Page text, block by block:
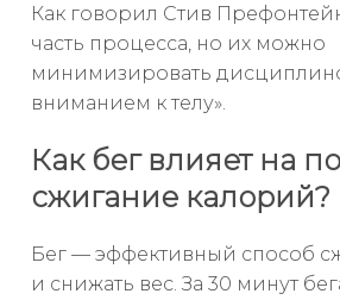
Как говорил Стив
часть процесса, но их можно
минимизировать
вниманием к телу».
Как бег влияет на
сжигание калорий?
Бег — эффективный способ
и снижать вес. За 30 минут